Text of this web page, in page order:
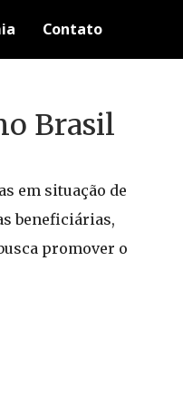
Contato
Brasil
em situação de
beneficiárias,
promover o